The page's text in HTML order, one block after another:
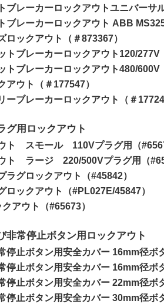
ブレーカーロックアウトユニバーサ
ブレーカーロックアウト ABB
ロックアウト（＃873367）
トブレーカーロックアウト120/277V
トブレーカーロックアウト480/600V
アウト（＃177547）
ーブレーカーロックアウト（＃
グ用ロックアウト
ト スモール 110Vプラグ用（
ト ラージ 220/500Vプラグ用（
ラグロックアウト（#45842）
ロックアウト（#PL027E/45847）
アウト（#65673）
非常停止ボタン用ロックアウト
停止ボタン用安全カバー 16mm径
停止ボタン用安全カバー 16mm径
停止ボタン用安全カバー 22mm径
停止ボタン用安全カバー 30mm径